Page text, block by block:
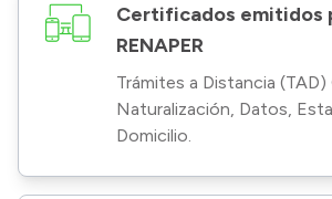
Certificados emitidos
RENAPER
Trámites a Distancia
Naturalización, Datos,
Domicilio.